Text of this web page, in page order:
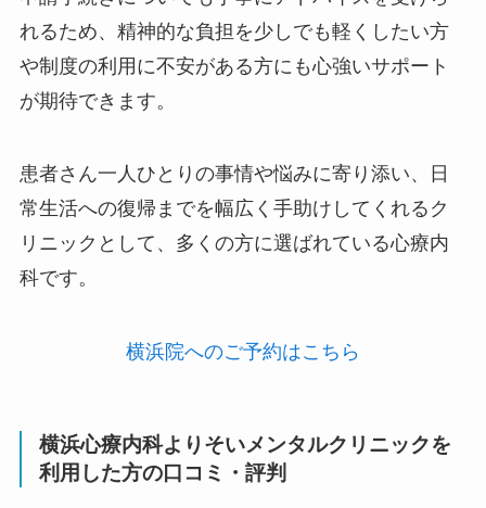
れるため、精神的な負担を少しでも軽くしたい方
や制度の利用に不安がある方にも心強いサポート
が期待できます。
患者さん一人ひとりの事情や悩みに寄り添い、日
常生活への復帰までを幅広く手助けしてくれるク
リニックとして、多くの方に選ばれている心療内
科です。
横浜院へのご予約はこちら
横浜心療内科よりそいメンタルクリニックを
利用した方の口コミ・評判